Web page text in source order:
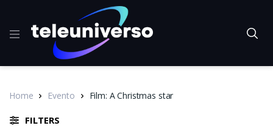
Home Evento Film: A Christmas star
FILTERS